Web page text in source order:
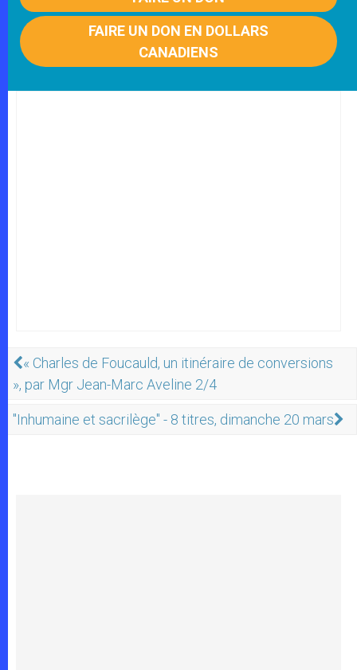
FAIRE UN DON EN DOLLARS
CANADIENS
« Charles de Foucauld, un itinéraire de conversions
», par Mgr Jean-Marc Aveline 2/4
"Inhumaine et sacrilège" - 8 titres, dimanche 20 mars